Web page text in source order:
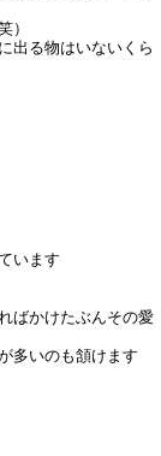
）
出る物はいないくら
います
ばかけたぶんその愛
多いのも頷けます